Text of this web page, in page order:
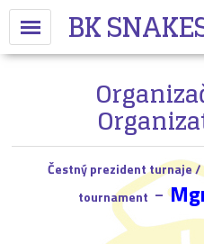
BK
Čestný prezident turnaje
tournament-